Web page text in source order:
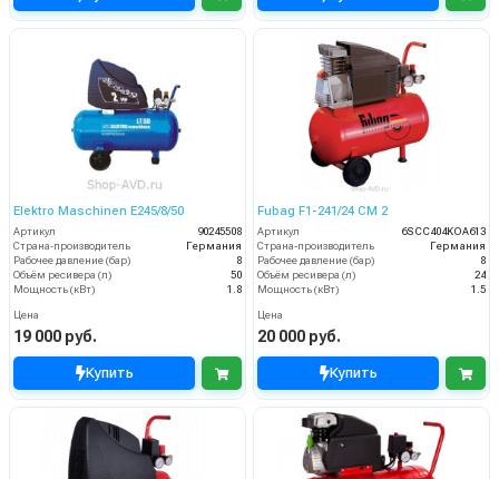
Elektro Maschinen E245/8/50
Артикул
90245508
Страна-производитель
Германия
Рабочее давление (бар)
8
Объём ресивера (л)
50
Мощность (кВт)
1.8
Цена
19 000 руб.
Купить
Fubag F1-241/24 CM 2
Артикул
6SCC404KOA613
Страна-производитель
Германия
Рабочее давление (бар)
8
Объём ресивера (л)
24
Мощность (кВт)
1.5
Цена
20 000 руб.
Купить